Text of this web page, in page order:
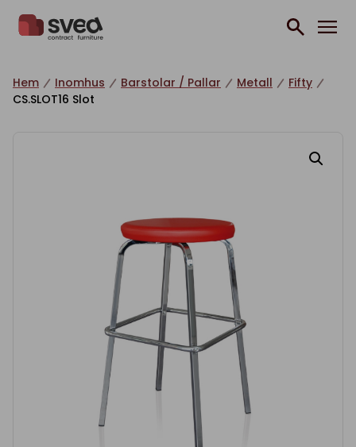
Hem Inomhus Barstolar / Pallar Metall
Fifty
CS.SLOT16 Slot